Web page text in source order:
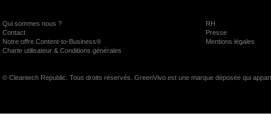
Qui sommes nous ?
RH
Contact
Presse
Notre offre Content-to-Business®
Mentions légales
Charte utilisateur & Conditions générales
© Cleantech Republic. Tous droits réservés. GreenVivo est une marque déposée qui